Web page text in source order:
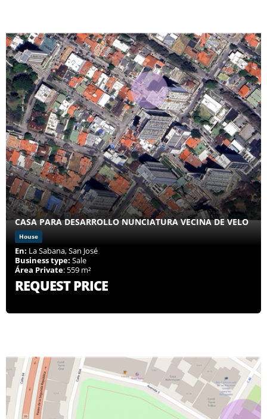
CASA PARA DESARROLLO NUNCIATURA VECINA DE VELO
House
En: La Sabana, San José
Business type: Sale
Área Private: 559 m²
REQUEST PRICE